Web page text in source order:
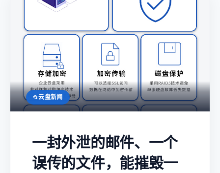
云盘新闻
一封外泄的邮件、一个
误传的文件，能摧毁一